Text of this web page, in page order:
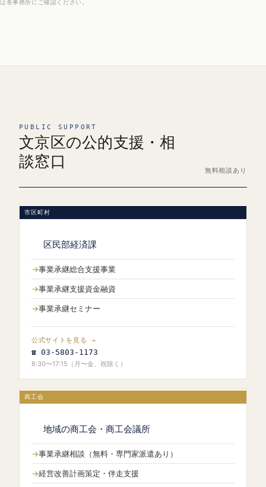
は各事務所にご確認ください。
PUBLIC SUPPORT
文京区の公的支援・相
談窓口
無料相談あり
市区町村
区民部経済課
事業承継総合支援事業
事業承継支援資金融資
事業承継セミナー
公式サイトを見る →
☎ 03-5803-1173
8:30〜17:15（月〜金、祝除く）
商工会
地域の商工会・商工会議所
事業承継相談（無料・専門家派遣あり）
経営改善計画策定・伴走支援